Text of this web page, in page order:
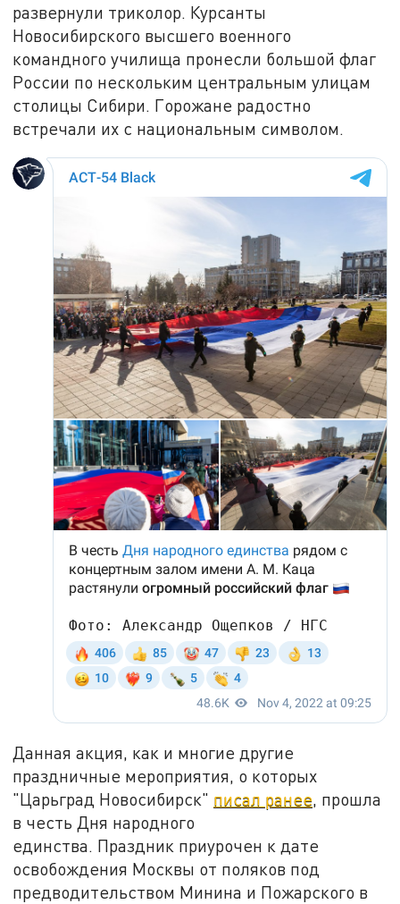
развернули триколор. Курсанты
Новосибирского высшего военного
командного училища пронесли большой флаг
России по нескольким центральным улицам
столицы Сибири. Горожане радостно
встречали их с национальным символом.
Данная акция, как и многие другие
праздничные мероприятия, о которых
"Царьград Новосибирск" писал ранее, прошла
в честь Дня народного
единства. Праздник приурочен к дате
освобождения Москвы от поляков под
предводительством Минина и Пожарского в